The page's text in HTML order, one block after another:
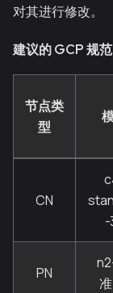
对其进行修改。
建议的 GCP 规范
节点类
型
CN
-
PN